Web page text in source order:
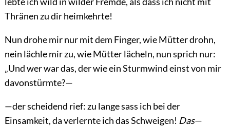
Thränen zu dir heimkehrte!
Nun drohe mir nur mit dem Finger, wie Mütter drohn,
nein lächle mir zu, wie Mütter lächeln, nun sprich nur:
„Und wer war das, der wie ein Sturmwind einst von mir
davonstürmte?—
—der scheidend rief: zu lange sass ich bei der
Einsamkeit, da verlernte ich das Schweigen! Das—